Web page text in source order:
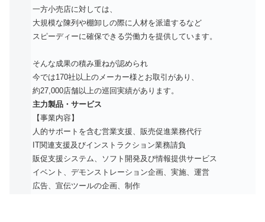
一方小売店に対しては、
大規模な陳列や棚卸しの際に人材を派遣するなど
スピーディーに確保できる労働力を提供しています。
そんな成果の積み重ねが認められ
今では170社以上のメーカー様とお取引があり、
約27,000店舗以上の巡回実績があります。
主力製品・サービス
【事業内容】
人的サポートを含む営業支援、販売促進業務代行
IT関連支援及びインストラクション業務請負
販促支援システム、ソフト開発及び情報提供サービス
イベント、デモンストレーション企画、実施、運営
広告、宣伝ツールの企画、制作